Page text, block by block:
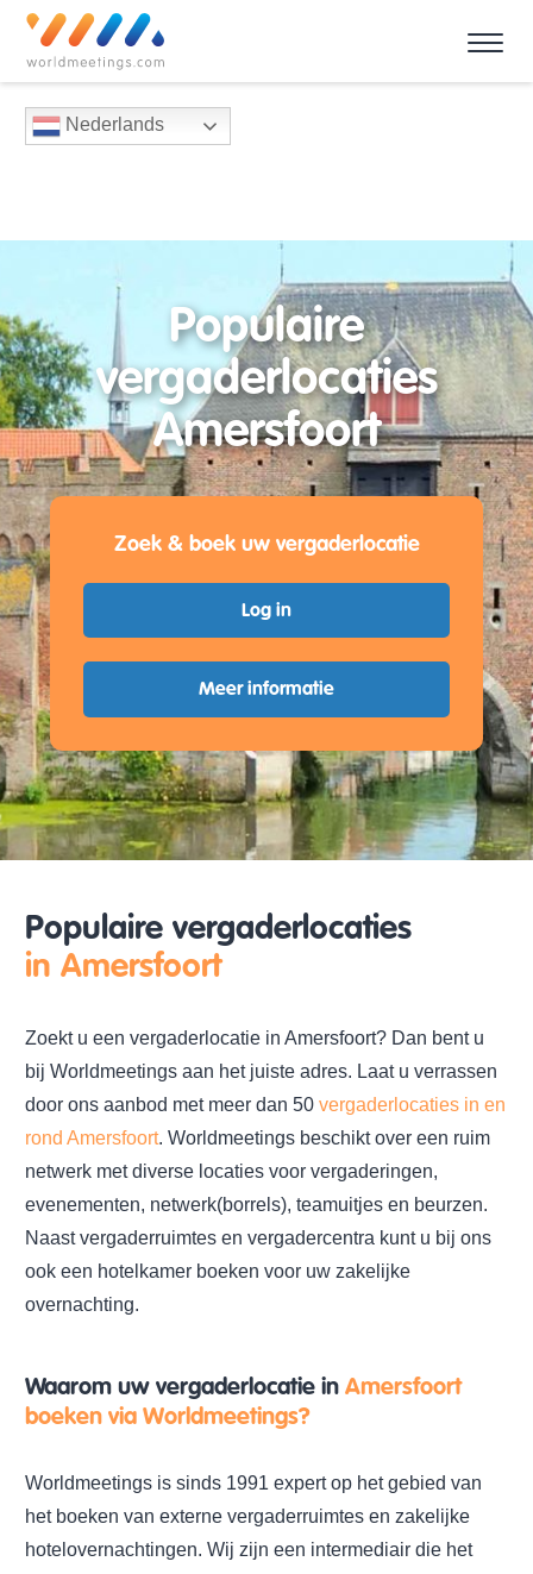
Nederlands
Populaire
vergaderlocaties
Amersfoort
Zoek & boek uw vergaderlocatie
Log in
Meer informatie
Populaire vergaderlocaties
in Amersfoort
Zoekt u een vergaderlocatie in Amersfoort? Dan bent u
bij Worldmeetings aan het juiste adres. Laat u verrassen
door ons aanbod met meer dan 50 vergaderlocaties in en
rond Amersfoort. Worldmeetings beschikt over een ruim
netwerk met diverse locaties voor vergaderingen,
evenementen, netwerk(borrels), teamuitjes en beurzen.
Naast vergaderruimtes en vergadercentra kunt u bij ons
ook een hotelkamer boeken voor uw zakelijke
overnachting.
Waarom uw vergaderlocatie in Amersfoort
boeken via Worldmeetings?
Worldmeetings is sinds 1991 expert op het gebied van
het boeken van externe vergaderruimtes en zakelijke
hotelovernachtingen. Wij zijn een intermediair die het